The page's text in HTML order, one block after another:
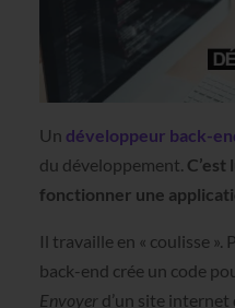
Un développeur back-
du développement.
fonctionner une
Il travaille en « coulisse ».
back-end crée un code
Envoyer d’un site internet